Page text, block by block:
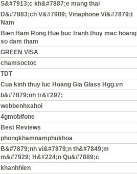
S&#7913;c kh&#7887;e mang thai
D&#7883;ch V&#7909; Vinaphone Vi&#7879;t
Nam
Bien Ham Rong Hue buc tranh thuy mac hoang
so dam tham
GREEN VISA
chamsoctoc
TDT
Cua kinh thuy luc Hoang Gia Glass Hgg.vn
b&#7879;nh tr&#297;
webbenhxahoi
4gmobifone
Best Reviews
phongkhamnamphukhoa
B&#7879;nh vi&#7879;n th&#7849;m
m&#7929; H&#224;n Qu&#7889;c
khanhhien